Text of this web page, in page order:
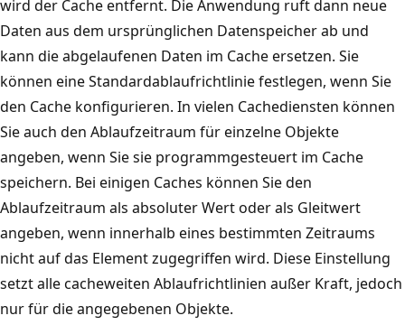
n
w
e
n
d
u
n
g
s
i
n
s
t
t
e
b
e
f
i
n
d
e
t
s
i
wird der Cache entfernt. Die Anwendung ruft dann neue
Daten aus dem ursprünglichen Datenspeicher ab und
kann die abgelaufenen Daten im Cache ersetzen. Sie
können eine Standardablaufrichtlinie festlegen, wenn Sie
den Cache konfigurieren. In vielen Cachediensten können
Sie auch den Ablaufzeitraum für einzelne Objekte
angeben, wenn Sie sie programmgesteuert im Cache
speichern. Bei einigen Caches können Sie den
Ablaufzeitraum als absoluter Wert oder als Gleitwert
angeben, wenn innerhalb eines bestimmten Zeitraums
nicht auf das Element zugegriffen wird. Diese Einstellung
setzt alle cacheweiten Ablaufrichtlinien außer Kraft, jedoch
nur für die angegebenen Objekte.